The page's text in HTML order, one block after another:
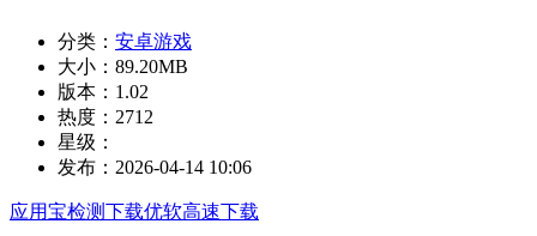
分类： 安卓游戏
大小： 89.20MB
版本： 1.02
热度： 2712
星级：
发布： 2026-04-14 10:06
应用宝检测下载优软高速下载